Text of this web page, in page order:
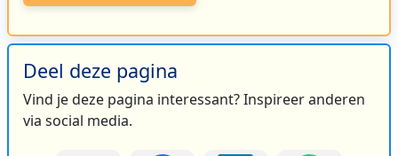
Deel deze pagina
Vind je deze pagina interessant? Inspireer anderen
via social media.